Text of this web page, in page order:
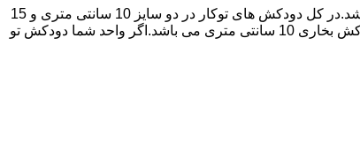
۴-سایز دودکش واحد:اگر واحد شما دارای دودکش تو کار تا پشت بام می باشد سایز این دودکش تعیین کننده نوع آبگرمکن دیواری انتخابی شما می باشد.در کل دودکش های توکار در دو سایز 10 سانتی متری و 15
سانتی متری می باشد به عبارت دیگر قطر دودکش داخل کار این ابعاد می باشد.برای اینکه بهتر بتوانیم منظورمان را برسانیم دودکش های سایز دودکش بخاری 10 سانتی متری می باشد.اگر واحد شما دودکش تو